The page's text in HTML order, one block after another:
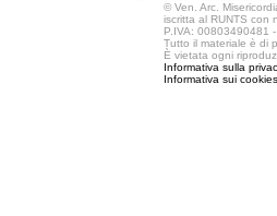
© Ven. Arc.
iscritta al RUNTS con
P.IVA: 00803490481
Tutto il materiale è di
È vietata ogni
Informativa sulla
Informativa sui cookies